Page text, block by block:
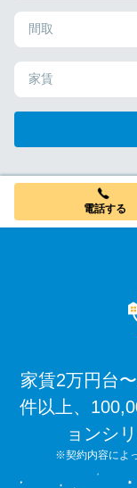
間取
家賃
電話する
家賃2万円台
件以上、
ョンシ
※契約内容によ